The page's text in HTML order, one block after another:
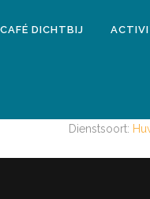
DICHTBIJ
Dienstsoort: